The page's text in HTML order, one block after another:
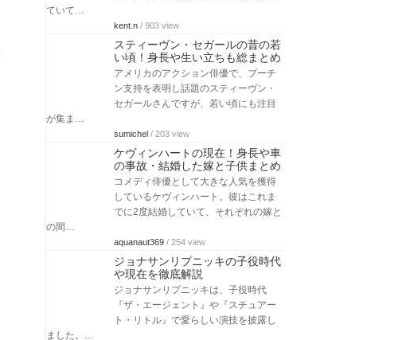
ペドロ・パスカルの身長や体重！
筋肉とかわいい＆イケメン画像も
総まとめ
マーベルの新作映画『ザ・ファンタス
ティック・フォー』の主要キャストで
ある「ミスター・ファンタスティック」にペ…
Mrsjunko / 174 view
ダニエルラドクリフの結婚は？歴
代彼女5人の情報も総まとめ
ハリウッド映画「ハリー・ポッター」
で世界的なスターとなったダニエル・
ラドクリフさんですが、現在は結婚し
ていて…
kent.n/ 903 view
スティーヴン・セガールの昔の若
い頃！身長や生い立ちも総まとめ
アメリカのアクション俳優で、プーチ
ン支持を表明し話題のスティーヴン・
セガールさんですが、若い頃にも注目